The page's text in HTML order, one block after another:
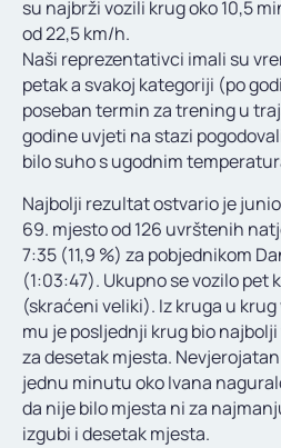
su najbrži vozili krug oko 10,5
od 22,5 km/h.
Naši reprezentativci imali su
petak a svakoj kategoriji (po
poseban termin za trening u
godine uvjeti na stazi
bilo suho s ugodnim
Najbolji rezultat ostvario je
69. mjesto od 126 uvrštenih
7:35 (11,9 %) za pobjednikom
(1:03:47). Ukupno se vozilo pet
(skraćeni veliki). Iz kruga u krug
mu je posljednji krug bio
za desetak mjesta.
jednu minutu oko Ivana
da nije bilo mjesta ni za
izgubi i desetak mjesta.